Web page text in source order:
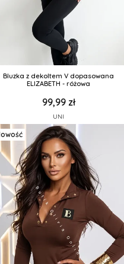
Bluzka z dekoltem V dopasowana
ELIZABETH - różowa
99,99 zł
UNI